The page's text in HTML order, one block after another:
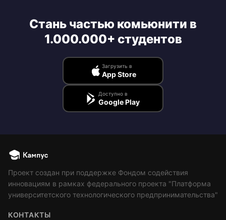
Стань частью комьюнити в
1.000.000+ студентов
Загрузить в
App Store
Доступно в
Google Play
Проект создан при поддержке Фондом содействия
инновациям в рамках федерального проекта "Платформа
университетского технологического предпринимательства"
КОНТАКТЫ